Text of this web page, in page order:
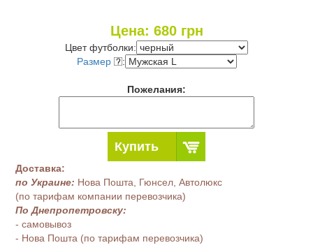
Цена: 680грн
Цвет футболки:
Размер
:
Пожелания:
Купить
Доставка:
по Украине: Нова Пошта, Гюнсел, Автолюкс
(по тарифам компании перевозчика)
По Днепропетровску:
- самовывоз
- Нова Пошта (по тарифам перевозчика)